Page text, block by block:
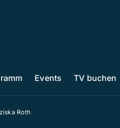
Events TV buchen
Roth